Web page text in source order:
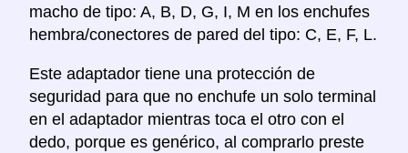
macho de tipo: A, B, D, G, I, M en los enchufes
hembra/conectores de pared del tipo: C, E, F, L.
Este adaptador tiene una protección de
seguridad para que no enchufe un solo terminal
en el adaptador mientras toca el otro con el
dedo, porque es genérico, al comprarlo preste